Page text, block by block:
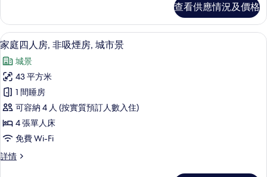
房,
城
市
景
的
相
片
吸
煙
房,
城
市
景
詳
情
查看供應情況及價格
載
入
所
有
家
庭
四
人
房,
家庭四人房, 非吸煙房, 城市景 | 高級
11
家庭四人房, 非吸煙房, 城市景
城景
43 平方米
1 間睡房
可容納 4 人 (按實質預訂人數入住)
4 張單人床
免費 Wi-Fi
詳情
家